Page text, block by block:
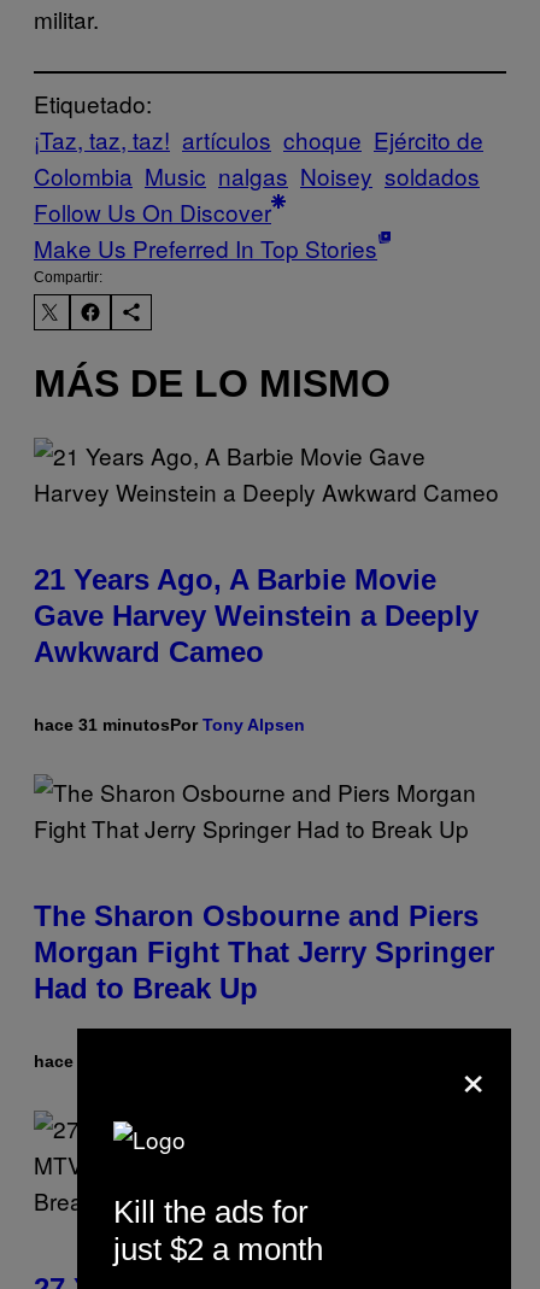
militar.
Etiquetado:
¡Taz, taz, taz! artículos choque Ejército de
Colombia Music nalgas Noisey soldados
Follow Us On Discover
Make Us Preferred In Top Stories
Compartir:
MÁS DE LO MISMO
21 Years Ago, A Barbie Movie
Gave Harvey Weinstein a Deeply
Awkward Cameo
hace 31 minutosPorTony Alpsen
The Sharon Osbourne and Piers
Morgan Fight That Jerry Springer
Had to Break Up
hace 35 minutos ×
Kill the ads for
just $2 a month